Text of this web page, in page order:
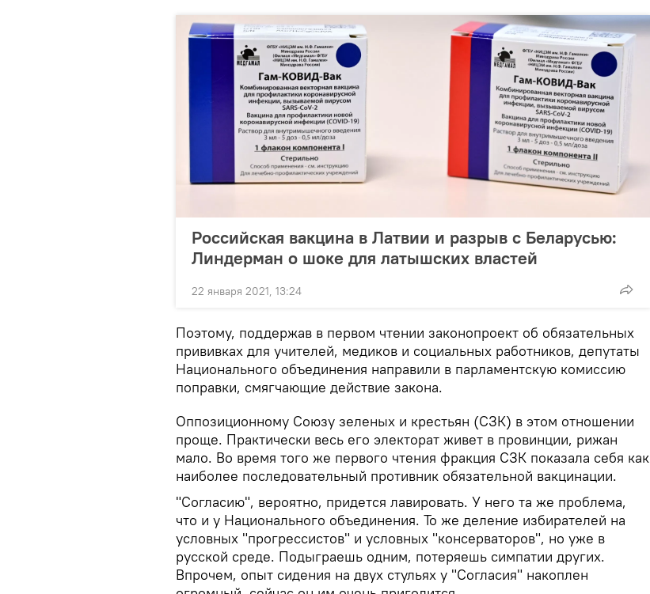
Российская вакцина в Латвии и разрыв с Беларусью:
Линдерман о шоке для латышских властей
22 января 2021, 13:24
Поэтому, поддержав в первом чтении законопроект об обязательных
прививках для учителей, медиков и социальных работников, депутаты
Национального объединения направили в парламентскую комиссию
поправки, смягчающие действие закона.
Оппозиционному Союзу зеленых и крестьян (СЗК) в этом отношении
проще. Практически весь его электорат живет в провинции, рижан
мало. Во время того же первого чтения фракция СЗК показала себя как
наиболее последовательный противник обязательной вакцинации.
"Согласию", вероятно, придется лавировать. У него та же проблема,
что и у Национального объединения. То же деление избирателей на
условных "прогрессистов" и условных "консерваторов", но уже в
русской среде. Подыграешь одним, потеряешь симпатии других.
Впрочем, опыт сидения на двух стульях у "Согласия" накоплен